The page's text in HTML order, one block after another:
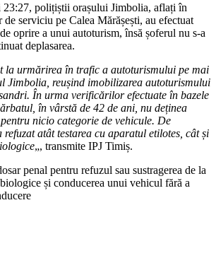
polițiștii orașului Jimbolia, aflați în
serviciu pe Calea Mărășești, au efectuat
oprire a unui autoturism, însă șoferul nu s-a
deplasarea.
la urmărirea în trafic a autoturismului pe mai
Jimbolia, reușind imobilizarea autoturismului
În urma verificărilor efectuate în bazele
în vârstă de 42 de ani, nu deținea
nicio categorie de vehicule. De
refuzat atât testarea cu aparatul etilotes, cât și
„, transmite IPJ Timiș.
penal pentru refuzul sau sustragerea de la
și conducerea unui vehicul fără a